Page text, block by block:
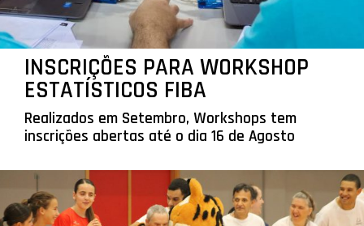
INSCRIÇÕES PARA WORKSHOP
ESTATÍSTICOS FIBA
Realizados em Setembro, Workshops tem
inscrições abertas até o dia 16 de Agosto